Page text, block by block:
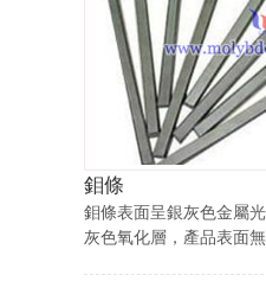
鉬條
鉬條表面呈銀灰色金屬
灰色氧化層，產品表面